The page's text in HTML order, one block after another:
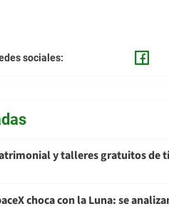
sociales:
y talleres gratuitos de
choca con la Luna: se